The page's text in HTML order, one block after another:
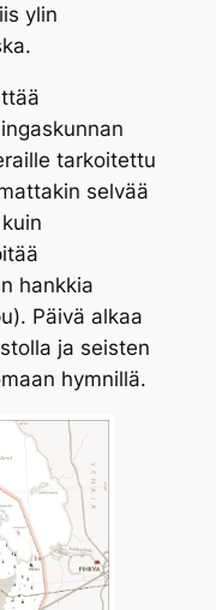
ylin
tarkoitettu
selvää
hankkia
Päivä alkaa
ja seisten
hymnillä.